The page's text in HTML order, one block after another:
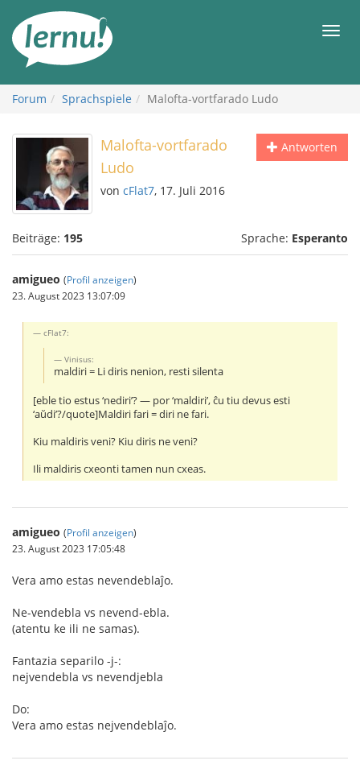
Inhalt
Forum Sprachspiele Malofta-vortfarado Ludo
Antworten
Malofta-vortfarado
Ludo
von cFlat7, 17. Juli 2016
Beiträge: 195 Sprache: Esperanto
amigueo (Profil anzeigen)
23. August 2023 13:07:09
cFlat7:
Vinisus:
maldiri = Li diris nenion, resti silenta
[eble tio estus ‘nediri’? — por ‘maldiri’, ĉu tiu devus esti
‘aŭdi’?/quote]Maldiri fari = diri ne fari.
Kiu maldiris veni? Kiu diris ne veni?
Ili maldiris cxeonti tamen nun cxeas.
amigueo (Profil anzeigen)
23. August 2023 17:05:48
Vera amo estas nevendeblaĵo.
Ne-vendebla vs nevend-ebla.
(atentu ke ili ne samas).
Fantazia separilo -j-:
nejvendebla vs nevendjebla
Do:
Vera amo estas nejvendeblaĵo.